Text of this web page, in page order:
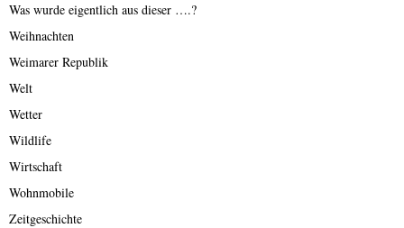
Was wurde eigentlich aus dieser ….?
Weihnachten
Weimarer Republik
Welt
Wetter
Wildlife
Wirtschaft
Wohnmobile
Zeitgeschichte